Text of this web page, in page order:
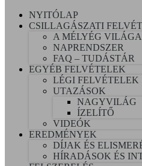
NYITÓLAP
CSILLAGÁSZATI
A MÉLYÉG VILÁGA
NAPRENDSZER
FAQ – TUDÁSTÁR
EGYÉB FELVÉTELEK
LÉGI FELVÉTELEK
UTAZÁSOK
NAGYVILÁG
ÍZELÍTŐ
VIDEÓK
EREDMÉNYEK
DÍJAK ÉS
HÍRADÁSOK ÉS